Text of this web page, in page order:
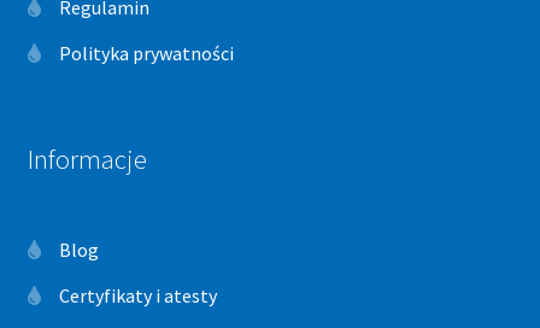
Regulamin
Polityka prywatności
Informacje
Blog
Certyfikaty i atesty